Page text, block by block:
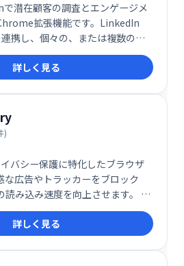
潜在顧客の調査とエンゲージメ
拡張機能です。LinkedIn
携し、個々の、または複数の見
レスを迅速かつ簡単に検索・確認
効率化に役立つツールです。
詳しく見る
)
バシー保護に特化したブラウザ
な広告やトラッカーをブロック
読み込み速度を向上させます。 個
できるだけでなく、シンプルで分
ードで、Webサイトのトラッキ
ます。快適で安全なインターネッ
。
詳しく見る